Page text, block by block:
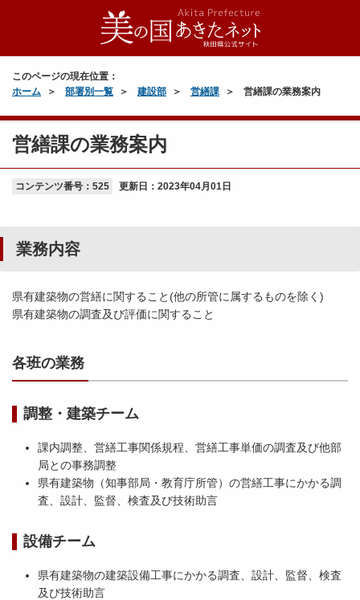
このページの現在位置：
ホーム
部署別一覧 建設部 営繕課 営繕課の業務案内
営繕課の業務案内
コンテンツ番号：525 更新日： 2023年04月01日
業務内容
県有建築物の営繕に関すること(他の所管に属するものを除く)
県有建築物の調査及び評価に関すること
各班の業務
調整・建築チーム
課内調整、営繕工事関係規程、営繕工事単価の調査及び他部
局との事務調整
県有建築物（知事部局・教育庁所管）の営繕工事にかかる調
査、設計、監督、検査及び技術助言
設備チーム
県有建築物の建築設備工事にかかる調査、設計、監督、検査
及び技術助言